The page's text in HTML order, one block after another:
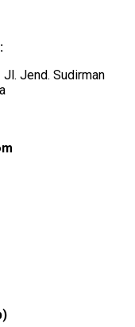
Jend. Sudirman